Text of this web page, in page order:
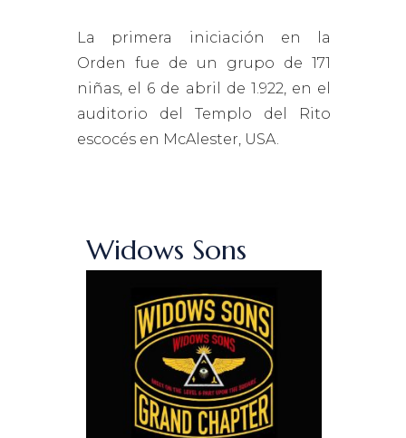
La primera iniciación en la
Orden fue de un grupo de 171
niñas, el 6 de abril de 1.922, en el
auditorio del Templo del Rito
escocés en McAlester, USA.
Widows Sons